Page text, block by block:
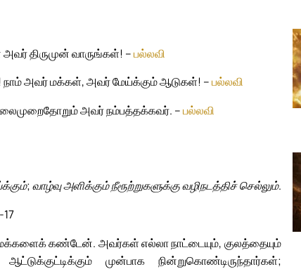
திருமுன் வாருங்கள்! –பல்லவி
அவர் மக்கள், அவர் மேய்க்கும் ஆடுகள்! –பல்லவி
அவர் நம்பத்தக்கவர். –பல்லவி
வாழ்வு அளிக்கும் நீரூற்றுகளுக்கு வழிநடத்திச் செல்லும்.
கண்டேன். அவர்கள் எல்லா நாட்டையும், குலத்தையும்
முன்பாக நின்றுகொண்டிருந்தார்கள்;